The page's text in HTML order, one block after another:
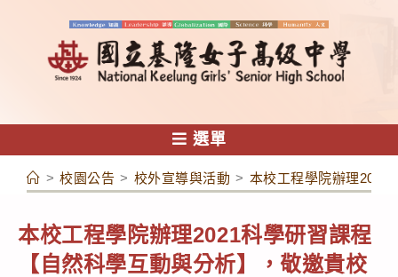
容
選單
> 校園公告 > 校外宣導與活動 > 本校工程學院辦理2021
本校工程學院辦理2021科學研習課程
【自然科學互動與分析】，敬邀貴校